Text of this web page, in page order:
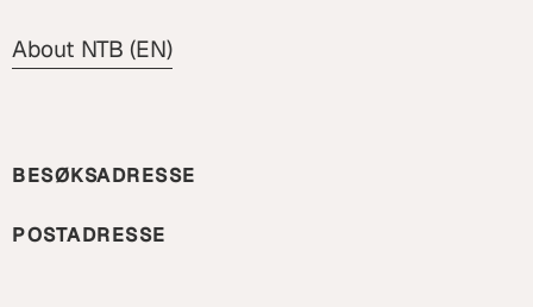
About NTB (EN)
BESØKSADRESSE
POSTADRESSE